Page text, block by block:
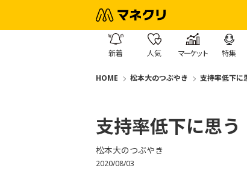
新着 人気 マーケット 特集
HOME 松本大のつぶやき 支持率低下に
支持率低下に思う
松本大のつぶやき
2020/08/03